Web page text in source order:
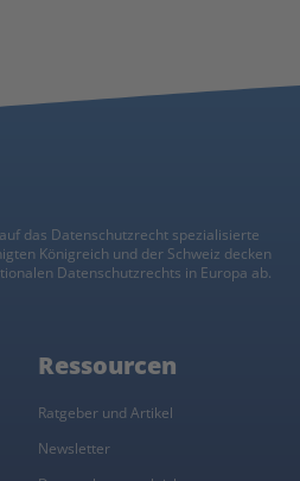
das Datenschutzrecht spezialisierte
Königreich und der Schweiz decken
Datenschutzrechts in Europa ab.
Ressourcen
Ratgeber und Artikel
Newsletter